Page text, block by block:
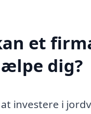
et
dig?
investere i